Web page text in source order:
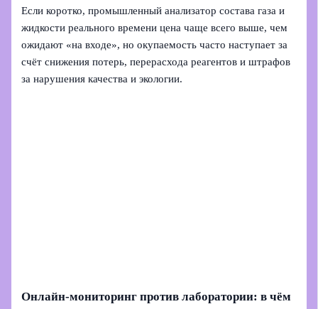
Если коротко, промышленный анализатор состава газа и
жидкости реального времени цена чаще всего выше, чем
ожидают «на входе», но окупаемость часто наступает за
счёт снижения потерь, перерасхода реагентов и штрафов
за нарушения качества и экологии.
Онлайн‑мониторинг против лаборатории: в чём